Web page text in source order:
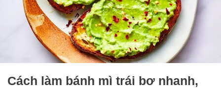
Cách làm bánh mì trái bơ nhanh,